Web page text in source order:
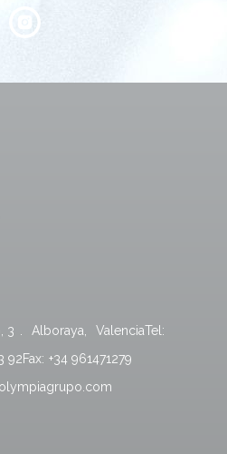
3 Alboraya ValenciaTel:
92Fax: +34 961471279